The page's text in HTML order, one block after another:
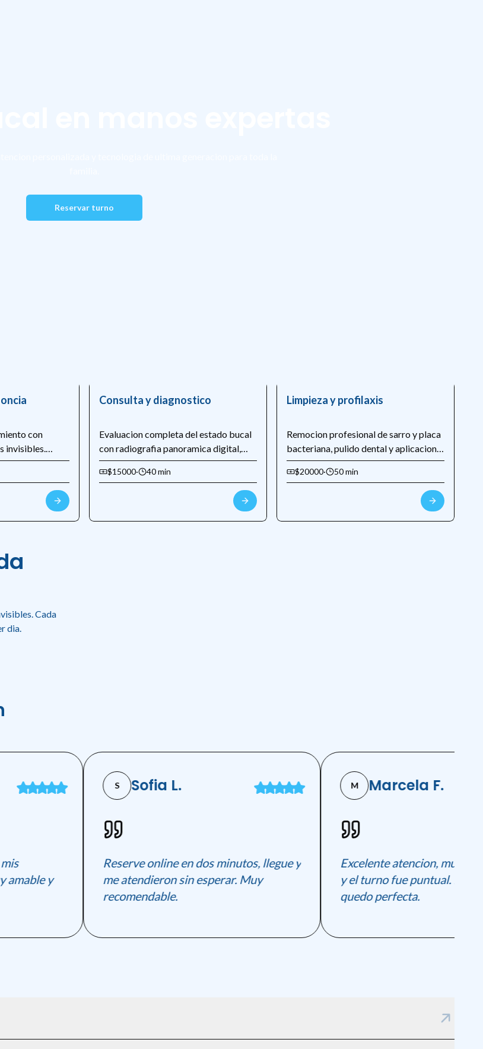
Reservar turno
con
invisibles.
y
Consulta y diagnostico
Evaluacion completa del estado bucal
con radiografia panoramica digital,
revision de encías, deteccion temprana
de caries y plan de tratamiento
$15000· 40 min
Limpieza y profilaxis
Remocion profesional de sarro y placa
bacteriana, pulido dental y aplicacion
de fluor. Ideal para mantener la salud
bucal y prevenir enfermedades
$20000· 50 min
Cada
dia.
y
S Sofia L.
Reserve online en dos minutos, llegue y
me atendieron sin esperar. Muy
recomendable.
M Marcela F.
Excelente atencion, muy
y el turno fue puntual. La
quedo perfecta.